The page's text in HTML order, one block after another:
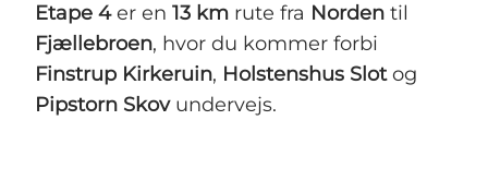
Etape 4er en 13 km rute fra Norden til
Fjællebroen, hvor du kommer forbi
Finstrup Kirkeruin, Holstenshus Slotog
Pipstorn Skovundervejs.